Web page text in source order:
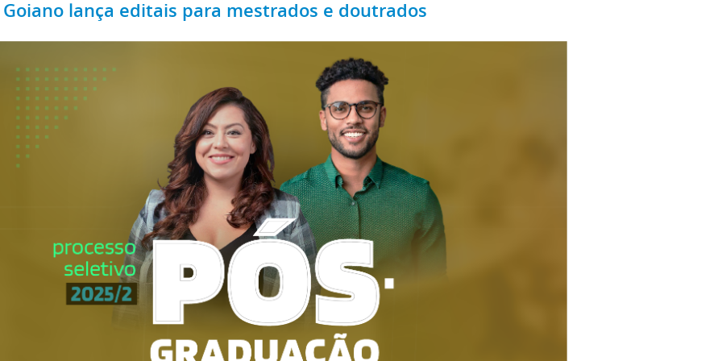
Goiano lança editais para mestrados e doutrados